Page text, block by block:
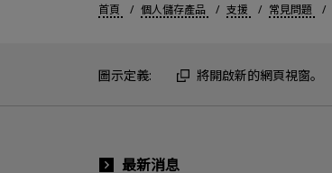
首頁 個人儲存產品 支援 常見問題
圖示定義: 將開啟新的網頁視窗。
最新消息